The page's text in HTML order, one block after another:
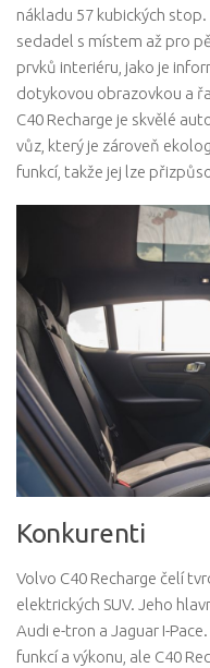
nákladu 57 kubických
sedadel s místem až pro
prvků interiéru, jako je
dotykovou obrazovkou a
C40 Recharge je skvělé
vůz, který je zároveň
funkcí, takže jej lze
Konkurenti
Volvo C40 Recharge čelí
elektrických SUV. Jeho
Audi e-tron a Jaguar I-
funkcí a výkonu, ale C40